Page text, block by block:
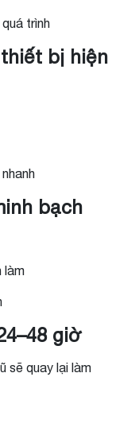
trình
bị hiện
bạch
làm
giờ
sẽ quay lại làm